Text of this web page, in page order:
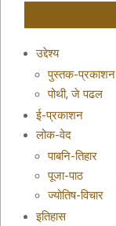
उद्देश्य
पुस्तक-प्रकाशन
पोथी, जे पढल
ई-प्रकाशन
लोक-वेद
पाबनि-तिहार
पूजा-पाठ
ज्योतिष-विचार
इतिहास